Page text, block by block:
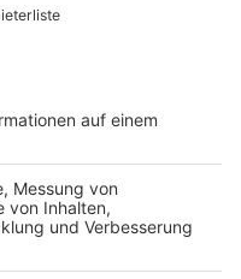
Erftstadt erhalten.
weiter